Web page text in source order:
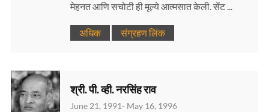
मेहनत आणि सचोटी ही मूल्ये आत्मसात केली. सेंट ...
अधिक संग्रहण लिंक
श्री. पी. व्ही. नरसिंह राव
June 21, 1991- May 16, 1996